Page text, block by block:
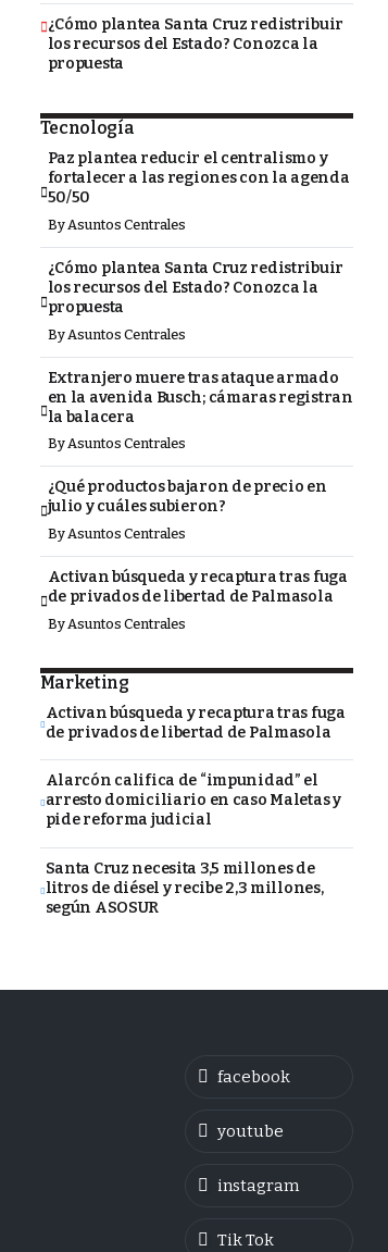
¿Cómo plantea Santa Cruz redistribuir
los recursos del Estado? Conozca la
propuesta
Tecnología
Paz plantea reducir el centralismo y
fortalecer a las regiones con la agenda
50/50
By Asuntos Centrales
¿Cómo plantea Santa Cruz redistribuir
los recursos del Estado? Conozca la
propuesta
By Asuntos Centrales
Extranjero muere tras ataque armado
en la avenida Busch; cámaras registran
la balacera
ByAsuntos Centrales
¿Qué productos bajaron de precio en
julio y cuáles subieron?
By Asuntos Centrales
Activan búsqueda y recaptura tras fuga
de privados de libertad de Palmasola
By Asuntos Centrales
Marketing
Activan búsqueda y recaptura tras fuga
de privados de libertad de Palmasola
Alarcón califica de “impunidad” el
arresto domiciliario en caso Maletas y
pide reforma judicial
Santa Cruz necesita 3,5 millones de
litros de diésel y recibe 2,3 millones,
según ASOSUR
facebook
youtube
instagram
Tik Tok